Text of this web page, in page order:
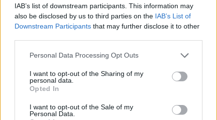
IAB’s list of downstream participants. This information may
also be disclosed by us to third parties on the IAB’s List of
Downstream Participants that may further disclose it to other
Personal Data Processing Opt Outs
I want to opt-out of the Sharing of my
personal data.
Opted In
I want to opt-out of the Sale of my
Personal Data.
gość
Forum:Nowotwory kobiece
Nowotwór piersi i przerzuty
piersi, guz 5,3 cm, przerzuty do węzłów – a ja go
nawet nie wyczuwałam. Zrobili operację. Niby było ok.